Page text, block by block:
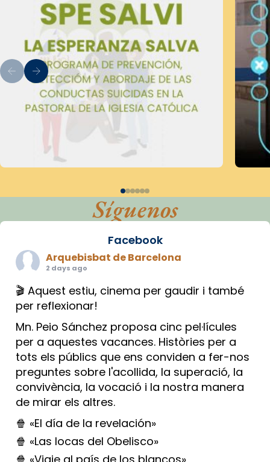
Síguenos
Facebook
Arquebisbat de Barcelona
2 days ago
🎬 Aquest estiu, cinema per gaudir i també
per reflexionar!
Mn. Peio Sánchez proposa cinc pel·lícules
per a aquestes vacances. Històries per a
tots els públics que ens conviden a fer-nos
preguntes sobre l'acollida, la superació, la
convivència, la vocació i la nostra manera
de mirar els altres.
🍿 «El día de la revelación»
🍿 «Las locas del Obelisco»